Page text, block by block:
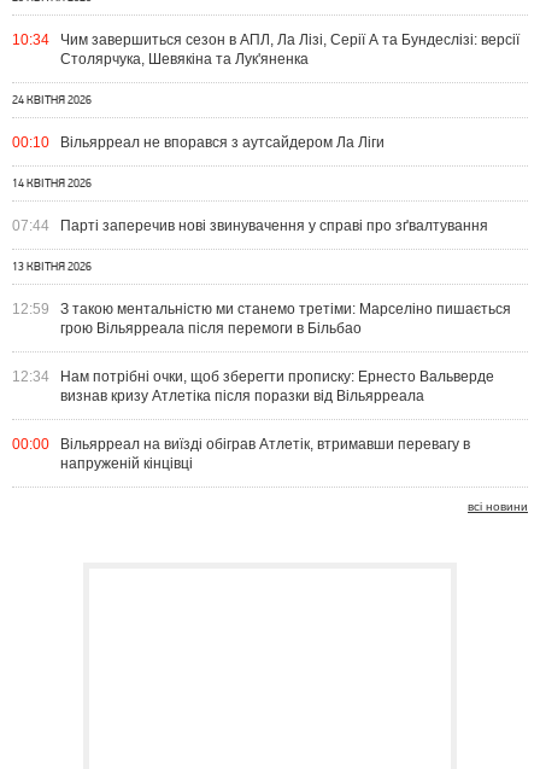
10:34
Чим завершиться сезон в АПЛ, Ла Лізі, Серії А та Бундеслізі: версії
Столярчука, Шевякіна та Лук'яненка
24 КВІТНЯ 2026
00:10 Вільярреал не впорався з аутсайдером Ла Ліги
14 КВІТНЯ 2026
07:44 Парті заперечив нові звинувачення у справі про зґвалтування
13 КВІТНЯ 2026
12:59
З такою ментальністю ми станемо третіми: Марселіно пишається
грою Вільярреала після перемоги в Більбао
12:34
Нам потрібні очки, щоб зберегти прописку: Ернесто Вальверде
визнав кризу Атлетіка після поразки від Вільярреала
00:00
Вільярреал на виїзді обіграв Атлетік, втримавши перевагу в
напруженій кінцівці
всі новини